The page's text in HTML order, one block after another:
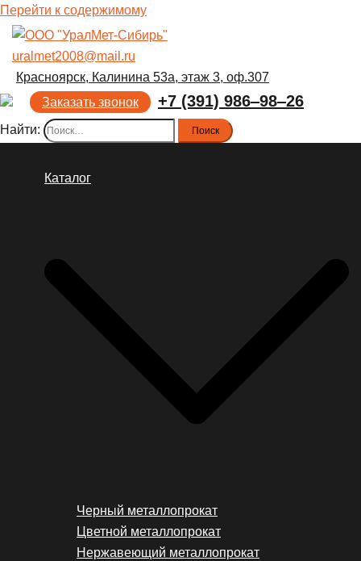
Перейти к содержимому
uralmet2008@mail.ru
Красноярск, Калинина 53а, этаж 3, оф.307
Заказать звонок
+7 (391) 986‒98‒26
Найти:
Каталог
Черный металлопрокат
Цветной металлопрокат
Нержавеющий металлопрокат